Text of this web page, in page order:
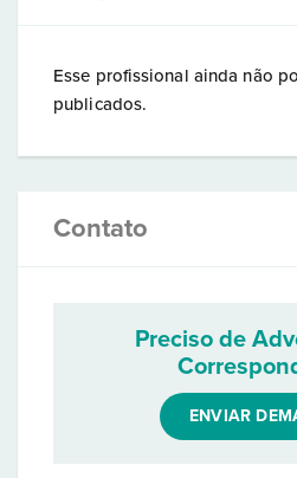
Esse profissional ainda não
publicados.
Contato
Preciso de
ENVIAR